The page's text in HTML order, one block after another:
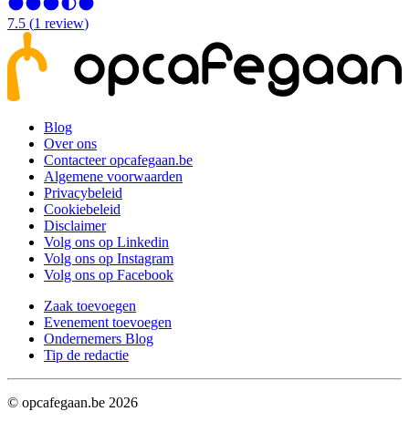
7.5 (1 review)
Blog
Over ons
Contacteer opcafegaan.be
Algemene voorwaarden
Privacybeleid
Cookiebeleid
Disclaimer
Volg ons op Linkedin
Volg ons op Instagram
Volg ons op Facebook
Zaak toevoegen
Evenement toevoegen
Ondernemers Blog
Tip de redactie
© opcafegaan.be 2026